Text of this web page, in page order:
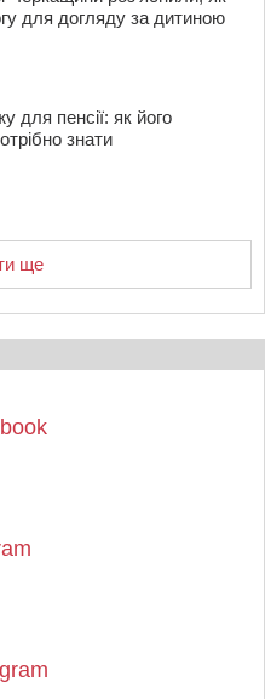
для догляду за дитиною
для пенсії: як його
знати
ще